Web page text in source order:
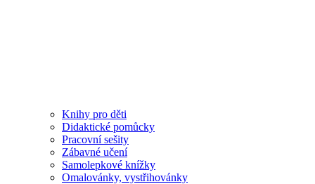
Knihy pro děti
Didaktické pomůcky
Pracovní sešity
Zábavné učení
Samolepkové knížky
Omalovánky, vystřihovánky